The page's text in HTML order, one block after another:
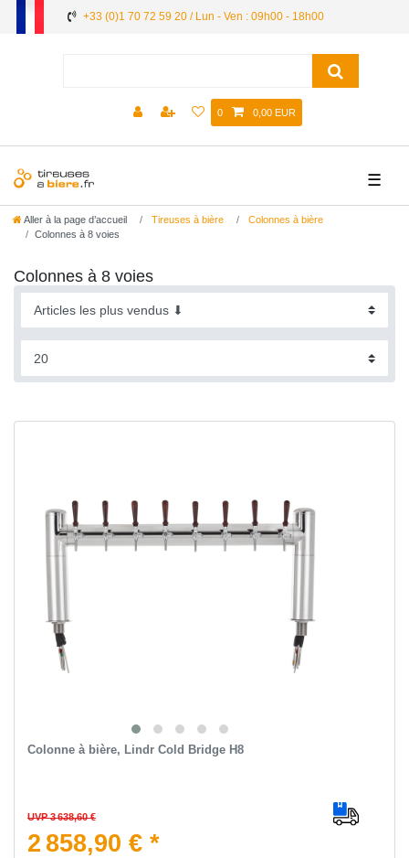
+33 (0)1 70 72 59 20 / Lun - Ven : 09h00 - 18h00
0 0,00 EUR
☰
Aller à la page d’accueil Tireuses à bière
Colonnes à bière
Colonnes à 8 voies
Colonnes à 8 voies
Colonne à bière, Lindr Cold Bridge H8
UVP 3 638,60 €
2 858,90 € *